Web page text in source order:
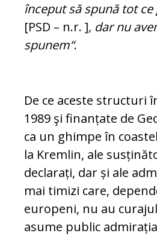
început să spună tot
[PSD – n.r. ], dar nu
spunem“.
De ce aceste structuri
1989 şi finanțate de
ca un ghimpe în
la Krem­lin, ale
declarați, dar și ale
mai timizi care,
europeni, nu au
asume public